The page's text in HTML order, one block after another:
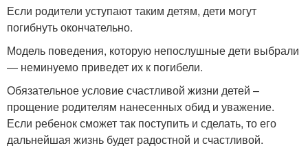
Если родители уступают таким детям, дети могут
погибнуть окончательно.
Модель поведения, которую непослушные дети выбрали
— неминуемо приведет их к погибели.
Обязательное условие счастливой жизни детей –
прощение родителям нанесенных обид и уважение.
Если ребенок сможет так поступить и сделать, то его
дальнейшая жизнь будет радостной и счастливой.